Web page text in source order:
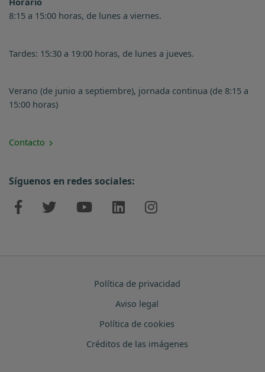
8:15 a 15:00 horas, de lunes a viernes.
Tardes: 15:30 a 19:00 horas, de lunes a jueves.
Verano (de junio a septiembre), jornada continua (de 8:15 a
15:00 horas)
Contacto
Síguenos en redes sociales:
Política de privacidad
Aviso legal
Política de cookies
Créditos de las imágenes